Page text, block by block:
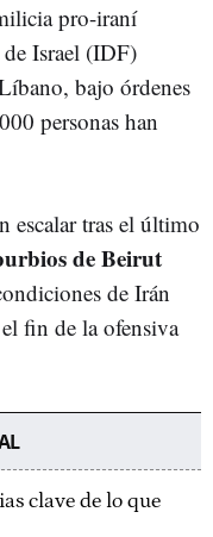
pro-iraní
de Israel (IDF)
bajo órdenes
personas han
escalar tras el último
de Beirut
de Irán
fin de la ofensiva
clave de lo que